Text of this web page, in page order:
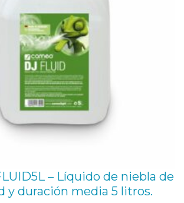
– Líquido de niebla de
y duración media 5 litros.